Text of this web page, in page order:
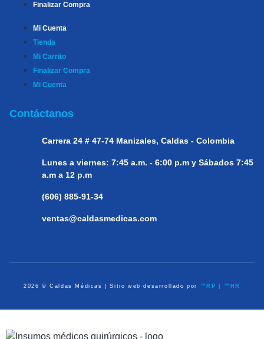
Finalizar Compra
Mi Cuenta
Tienda
Mi Carrito
Finalizar Compra
Mi Cuenta
Contáctanos
Carrera 24 # 47-74 Manizales, Caldas - Colombia
Lunes a viernes: 7:45 a.m. - 6:00 p.m y Sábados 7:45
a.m a 12 p.m
(606) 885-91-34
ventas@caldasmedicas.com
2026 © Caldas Médicas | Sitio web desarrollado por ™RP | ™HR